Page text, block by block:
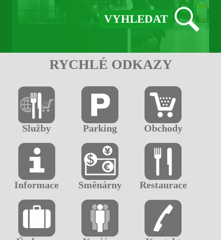
RYCHLÉ ODKAZY
Služby Parking Obchody
Informace Směnárny Restaurace